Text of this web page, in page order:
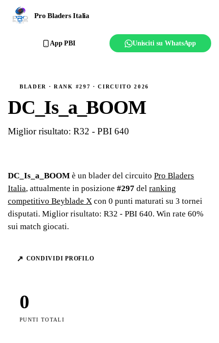
Pro Bladers Italia
Ranking
Regolamento
Affilia il club
App PBI Unisciti su WhatsApp
BLADER · RANK #297 · CIRCUITO 2026
DC_Is_a_BOOM
Miglior risultato: R32 - PBI 640
DC_Is_a_BOOM è un blader del circuito Pro Bladers
Italia, attualmente in posizione #297 del ranking
competitivo Beyblade X con 0 punti maturati su 3 tornei
disputati. Miglior risultato: R32 - PBI 640. Win rate 60%
sui match giocati.
↗ CONDIVIDI PROFILO
0
PUNTI TOTALI